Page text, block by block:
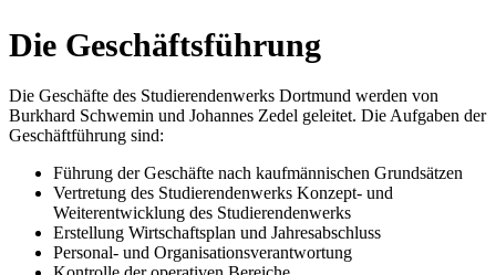
Die Geschäftsführung
Die Geschäfte des Studierendenwerks Dortmund werden von
Burkhard Schwemin und Johannes Zedel geleitet. Die Aufgaben der
Geschäftführung sind:
Führung der Geschäfte nach kaufmännischen Grundsätzen
Vertretung des Studierendenwerks Konzept- und
Weiterentwicklung des Studierendenwerks
Erstellung Wirtschaftsplan und Jahresabschluss
Personal- und Organisationsverantwortung